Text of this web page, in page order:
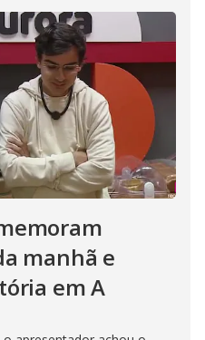
manhã e
em A